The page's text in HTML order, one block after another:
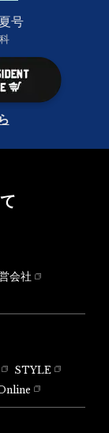
号
会社
STYLE